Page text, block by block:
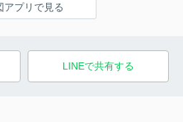
アプリで見る
LINEで共有する